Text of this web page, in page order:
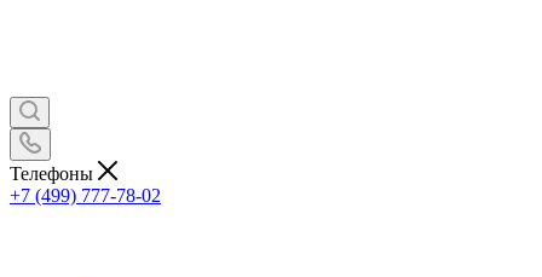
Телефоны
+7 (499) 777-78-02